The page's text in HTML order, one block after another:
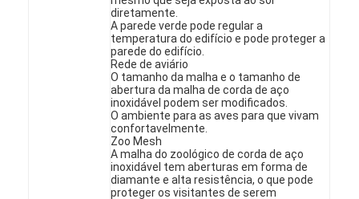
Quem Somos
Controle de Qualidade
Fale Conosco
diretamente.
A parede verde pode regular a
temperatura do edifício e pode proteger a
parede do edifício.
Rede de aviário
O tamanho da malha e o tamanho de
abertura da malha de corda de aço
inoxidável podem ser modificados.
O ambiente para as aves para que vivam
confortavelmente.
Zoo Mesh
A malha do zoológico de corda de aço
inoxidável tem aberturas em forma de
diamante e alta resistência, o que pode
proteger os visitantes de serem